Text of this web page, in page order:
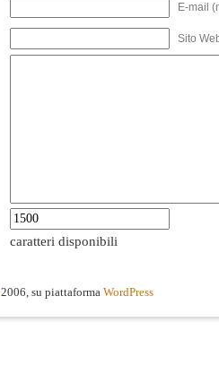
E-mail
Sito
caratteri disponibili
2006, su piattaforma WordPress